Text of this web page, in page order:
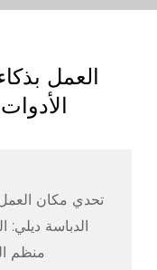
العمل
1. تحدي مكان
2. الدباسة
3. منظم